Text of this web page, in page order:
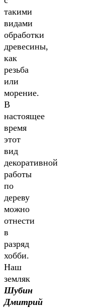
такими
видами
обработки
древесины,
как
резьба
или
морение.
В
настоящее
время
этот
вид
декоративной
работы
по
дереву
можно
отнести
в
разряд
хобби.
Наш
земляк
Шубин
Дмитрий